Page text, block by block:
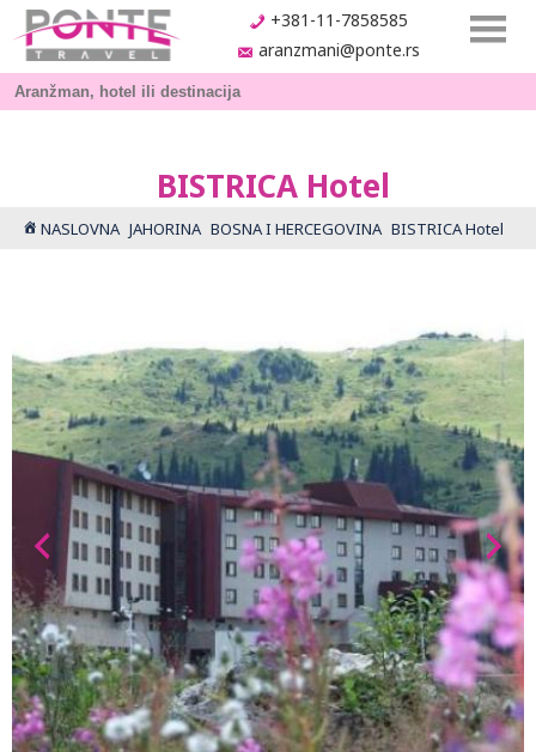
+381-11-7858585
aranzmani@ponte.rs
BISTRICA Hotel
NASLOVNA JAHORINA BOSNA I HERCEGOVINA BISTRICA Hotel